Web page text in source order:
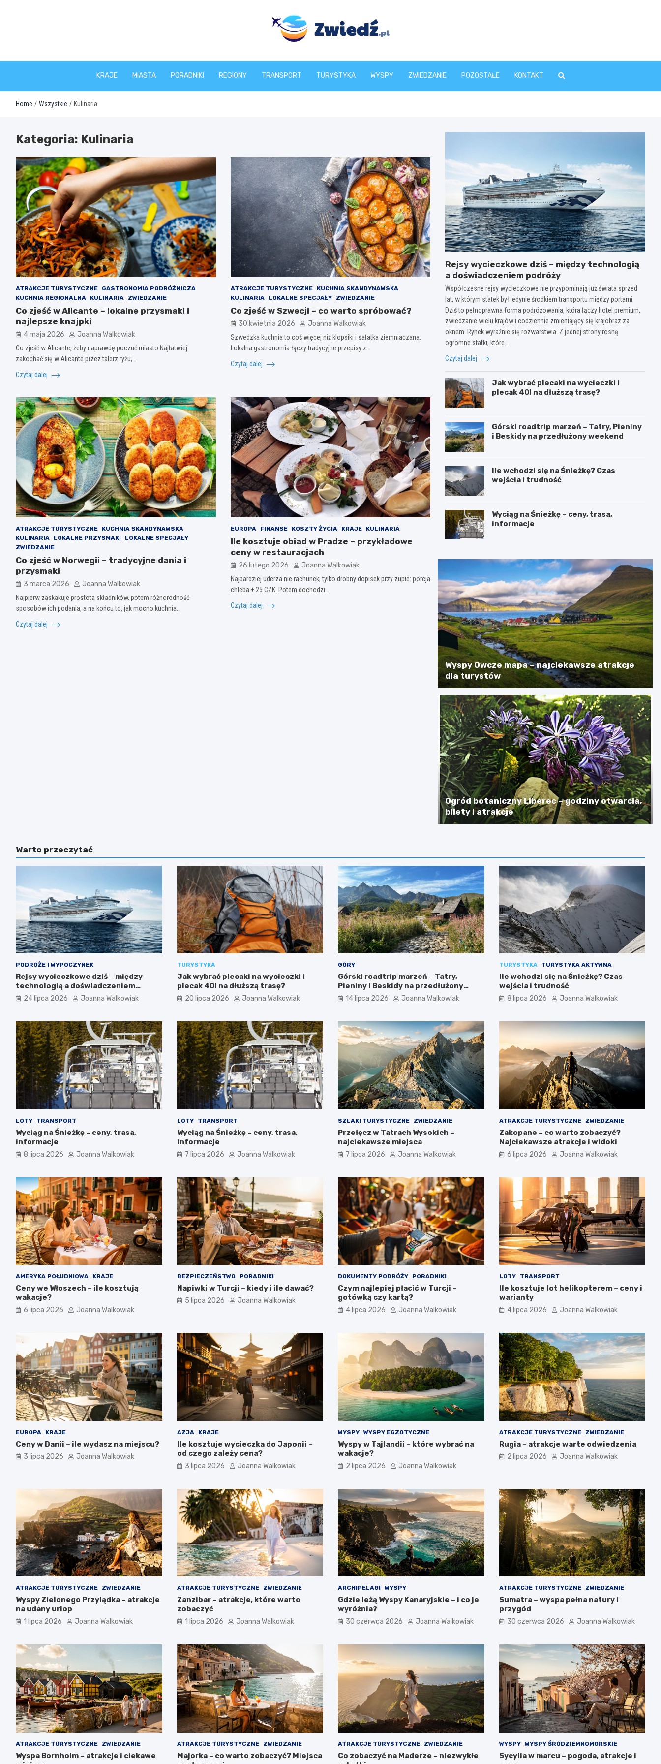
zwiedz.pl
KRAJE MIASTA PORADNIKI REGIONY TRANSPORT TURYSTYKA WYSPY ZWIEDZANIE POZOSTAŁE KONTAKT
Home Wszystkie Kulinaria
Kategoria: Kulinaria
ATRAKCJE TURYSTYCZNE
GASTRONOMIA PODRÓŻNICZA
KUCHNIA REGIONALNA
KULINARIA ZWIEDZANIE
Co zjeść w Alicante – lokalne przysmaki i
najlepsze knajpki
4 maja 2026 Joanna Walkowiak
Co zjeść w Alicante, żeby naprawdę poczuć miasto Najłatwiej
zakochać się w Alicante przez talerz ryżu,…
Czytaj dalej
ATRAKCJE TURYSTYCZNE
KUCHNIA SKANDYNAWSKA
KULINARIA
LOKALNE SPECJAŁY ZWIEDZANIE
Co zjeść w Szwecji – co warto spróbować?
30 kwietnia 2026 Joanna Walkowiak
Szwedzka kuchnia to coś więcej niż klopsiki i sałatka ziemniaczana.
Lokalna gastronomia łączy tradycyjne przepisy z…
Czytaj dalej
ATRAKCJE TURYSTYCZNE
KUCHNIA SKANDYNAWSKA
KULINARIA
LOKALNE PRZYSMAKI
LOKALNE SPECJAŁY
ZWIEDZANIE
Co zjeść w Norwegii – tradycyjne dania i
przysmaki
3 marca 2026 Joanna Walkowiak
Najpierw zaskakuje prostota składników, potem różnorodność
sposobów ich podania, a na końcu to, jak mocno kuchnia…
Czytaj dalej
EUROPA FINANSE KOSZTY ŻYCIA KRAJE KULINARIA
Ile kosztuje obiad w Pradze – przykładowe
ceny w restauracjach
26 lutego 2026 Joanna Walkowiak
Najbardziej uderza nie rachunek, tylko drobny dopisek przy zupie: porcja
chleba + 25 CZK. Potem dochodzi…
Czytaj dalej
Rejsy wycieczkowe dziś – między technologią
a doświadczeniem podróży
Współczesne rejsy wycieczkowe nie przypominają już świata sprzed
lat, w którym statek był jedynie środkiem transportu między portami.
Dziś to pełnoprawna forma podróżowania, która łączy hotel premium,
zwiedzanie wielu krajów i codziennie zmieniający się krajobraz za
oknem. Rynek wyraźnie się rozwarstwia. Z jednej strony rosną
ogromne statki, które…
Czytaj dalej
Jak wybrać plecaki na wycieczki i
plecak 40l na dłuższą trasę?
Górski roadtrip marzeń – Tatry, Pieniny
i Beskidy na przedłużony weekend
Ile wchodzi się na Śnieżkę? Czas
wejścia i trudność
Wyciąg na Śnieżkę – ceny, trasa,
informacje
Wyspy Owcze mapa – najciekawsze atrakcje
dla turystów
Ogród botaniczny Liberec – godziny otwarcia,
bilety i atrakcje
Warto przeczytać
PODRÓŻE I WYPOCZYNEK
Rejsy wycieczkowe dziś – między
technologią a doświadczeniem
podróży
24 lipca 2026 Joanna Walkowiak
TURYSTYKA
Jak wybrać plecaki na wycieczki i
plecak 40l na dłuższą trasę?
20 lipca 2026 Joanna Walkowiak
GÓRY
Górski roadtrip marzeń – Tatry,
Pieniny i Beskidy na przedłużony
weekend
14 lipca 2026 Joanna Walkowiak
TURYSTYKA TURYSTYKA AKTYWNA
Ile wchodzi się na Śnieżkę? Czas
wejścia i trudność
8 lipca 2026 Joanna Walkowiak
LOTY TRANSPORT
Wyciąg na Śnieżkę – ceny, trasa,
informacje
8 lipca 2026 Joanna Walkowiak
LOTY TRANSPORT
Wyciąg na Śnieżkę – ceny, trasa,
informacje
7 lipca 2026 Joanna Walkowiak
SZLAKI TURYSTYCZNE ZWIEDZANIE
Przełęcz w Tatrach Wysokich –
najciekawsze miejsca
7 lipca 2026 Joanna Walkowiak
ATRAKCJE TURYSTYCZNE ZWIEDZANIE
Zakopane – co warto zobaczyć?
Najciekawsze atrakcje i widoki
6 lipca 2026 Joanna Walkowiak
AMERYKA POŁUDNIOWA KRAJE
Ceny we Włoszech – ile kosztują
wakacje?
6 lipca 2026 Joanna Walkowiak
BEZPIECZEŃSTWO PORADNIKI
Napiwki w Turcji – kiedy i ile dawać?
5 lipca 2026 Joanna Walkowiak
DOKUMENTY PODRÓŻY PORADNIKI
Czym najlepiej płacić w Turcji –
gotówką czy kartą?
4 lipca 2026 Joanna Walkowiak
LOTY TRANSPORT
Ile kosztuje lot helikopterem – ceny i
warianty
4 lipca 2026 Joanna Walkowiak
EUROPA KRAJE
Ceny w Danii – ile wydasz na miejscu?
3 lipca 2026 Joanna Walkowiak
AZJA KRAJE
Ile kosztuje wycieczka do Japonii –
od czego zależy cena?
3 lipca 2026 Joanna Walkowiak
WYSPY WYSPY EGZOTYCZNE
Wyspy w Tajlandii – które wybrać na
wakacje?
2 lipca 2026 Joanna Walkowiak
ATRAKCJE TURYSTYCZNE ZWIEDZANIE
Rugia – atrakcje warte odwiedzenia
2 lipca 2026 Joanna Walkowiak
ATRAKCJE TURYSTYCZNE ZWIEDZANIE
Wyspy Zielonego Przylądka – atrakcje
na udany urlop
1 lipca 2026 Joanna Walkowiak
ATRAKCJE TURYSTYCZNE ZWIEDZANIE
Zanzibar – atrakcje, które warto
zobaczyć
1 lipca 2026 Joanna Walkowiak
ARCHIPELAGI WYSPY
Gdzie leżą Wyspy Kanaryjskie – i co je
wyróżnia?
30 czerwca 2026 Joanna Walkowiak
ATRAKCJE TURYSTYCZNE ZWIEDZANIE
Sumatra – wyspa pełna natury i
przygód
30 czerwca 2026 Joanna Walkowiak
ATRAKCJE TURYSTYCZNE ZWIEDZANIE
Wyspa Bornholm – atrakcje i ciekawe
ATRAKCJE TURYSTYCZNE ZWIEDZANIE
Majorka – co warto zobaczyć? Miejsca
ATRAKCJE TURYSTYCZNE ZWIEDZANIE
Co zobaczyć na Maderze – niezwykłe
WYSPY WYSPY ŚRÓDZIEMNOMORSKIE
Sycylia w marcu – pogoda, atrakcje i